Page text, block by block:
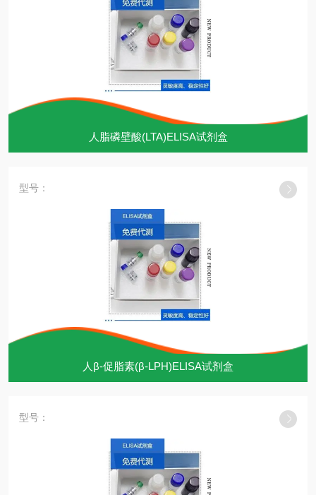
人脂磷壁酸(LTA)ELISA试剂盒
型号：
人β-促脂素(β-LPH)ELISA试剂盒
型号：